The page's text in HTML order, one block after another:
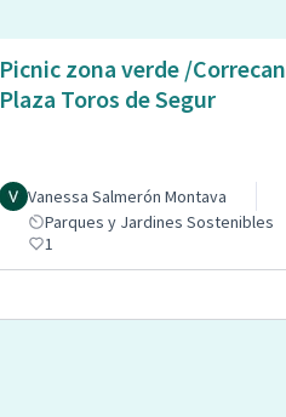
Picnic zona verde /Correcan
Plaza Toros de Segur
Vanessa Salmerón Montava
Parques y Jardines Sostenibles
1